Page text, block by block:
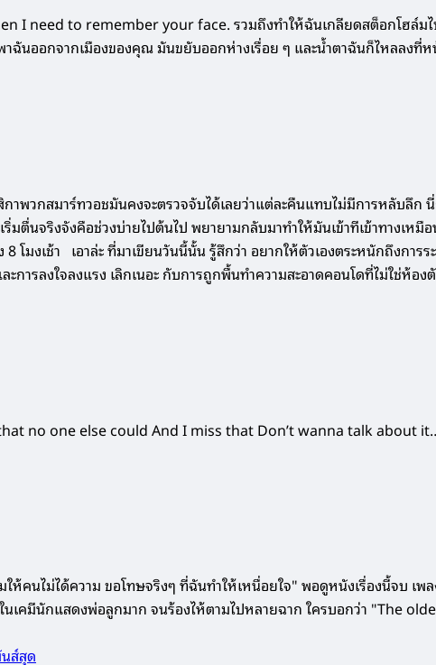
need to remember your face. รวมถึงทำให้ฉันเกลียดสต็อกโฮล์มไ
นออกจากเมืองของคุณ มันขยับออกห่างเรื่อย ๆ และน้ำตาฉันก็ไหลลงที่
าพวกสมาร์ทวอชมันคงจะตรวจจับได้เลยว่าแต่ละคืนแทบไม่มีการหลับลึ
มตื่นจริงจังคือช่วงบ่ายไปต้นไป พยายามกลับมาทำให้มันเข้าทีเข้าทางเ
มงเช้า เอาล่ะ ที่มาเขียนวันนี้นั้น รู้สึกว่า อยากให้ตัวเองตระหนักถึงการ
รลงใจลงแรง เลิกเนอะ กับการถูกพื้นทำความสะอาดคอนโดที่ไม่ใช่ห้อง
no one else could And I miss that Don’t wanna talk about
คนไม่ได้ความ ขอโทษจริงๆ ที่ฉันทำให้เหนื่อยใจ" พอดูหนังเรื่องนี้จบ เพ
เคมีนักแสดงพ่อลูกมาก จนร้องไห้ตามไปหลายฉาก ใครบอกว่า "The